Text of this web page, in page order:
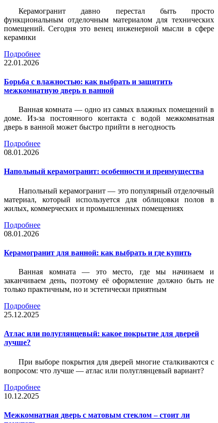
Керамогранит давно перестал быть просто
функциональным отделочным материалом для технических
помещений. Сегодня это венец инженерной мысли в сфере
керамики
Подробнее
22.01.2026
Борьба с влажностью: как выбрать и защитить
межкомнатную дверь в ванной
Ванная комната — одно из самых влажных помещений в
доме. Из-за постоянного контакта с водой межкомнатная
дверь в ванной может быстро прийти в негодность
Подробнее
08.01.2026
Напольный керамогранит: особенности и преимущества
Напольный керамогранит — это популярный отделочный
материал, который используется для облицовки полов в
жилых, коммерческих и промышленных помещениях
Подробнее
08.01.2026
Керамогранит для ванной: как выбрать и где купить
Ванная комната — это место, где мы начинаем и
заканчиваем день, поэтому её оформление должно быть не
только практичным, но и эстетически приятным
Подробнее
25.12.2025
Атлас или полуглянцевый: какое покрытие для дверей
лучше?
При выборе покрытия для дверей многие сталкиваются с
вопросом: что лучше — атлас или полуглянцевый вариант?
Подробнее
10.12.2025
Межкомнатная дверь с матовым стеклом – стоит ли